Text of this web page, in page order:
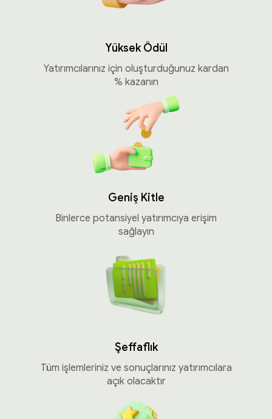
Yüksek Ödül
Yatırımcılarınız için oluşturduğunuz kardan
% kazanın
Geniş Kitle
Binlerce potansiyel yatırımcıya erişim
sağlayın
Şeffaflık
Tüm işlemleriniz ve sonuçlarınız yatırımcılara
açık olacaktır